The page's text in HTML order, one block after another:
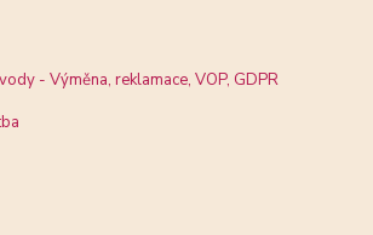
- Výměna, reklamace, VOP, GDPR